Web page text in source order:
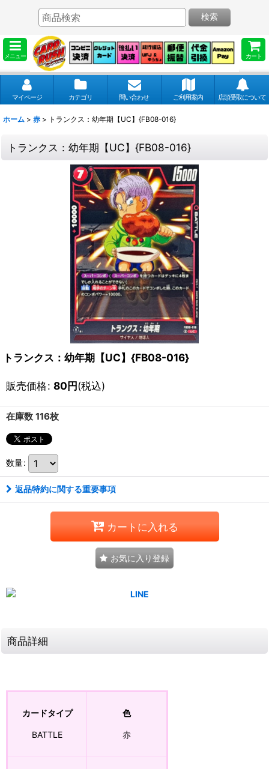
メニュー カート
検索
マイページ カテゴリ 問い合わせ ご利用案内 店頭受取について
ホーム > 赤 > トランクス：幼年期【UC】{FB08-016}
トランクス：幼年期【UC】{FB08-016}
トランクス：幼年期【UC】{FB08-016}
販売価格: 80円(税込)
在庫数 116枚
数量:
返品特約に関する重要事項
カートに入れる
お気に入り登録
商品詳細
カードタイプ
BATTLE
色
赤